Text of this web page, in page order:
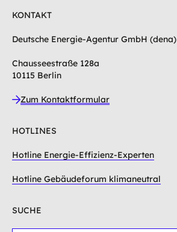
KONTAKT
Deutsche Energie-Agentur GmbH (dena)
Chausseestraße 128a
10115 Berlin
Zum Kontaktformular
HOTLINES
Hotline Energie-Effizienz-Experten
Hotline Gebäudeforum klimaneutral
SUCHE